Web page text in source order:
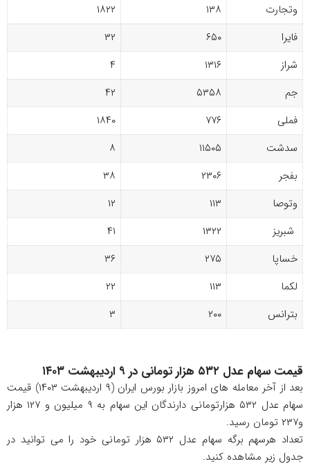
وتجارت
۱۳۸
۱۸۲۲
فایرا
۶۵۰
۳۲
شراز
۱۳۱۶
۴
جم
۵۳۵۸
۴۲
فملی
۷۷۶
۱۸۴۰
سدشت
۱۱۵۰۵
۸
بفجر
۲۳۰۶
۳۸
وتوصا
۱۱۳
۱۲
شبریز
۱۳۲۲
۴۱
خساپا
۲۷۵
۳۶
لکما
۱۱۳
۲۲
بترانس
۲۰۰ ۳
قیمت سهام عدل ۵۳۲ هزار تومانی در ۹ اردیبهشت ۱۴۰۳
بعد از آخر معامله های امروز بازار بورس ایران (۹ اردیبهشت ۱۴۰۳) قیمت
سهام عدل ۵۳۲ هزارتومانی دارندگان این سهام به ۹ میلیون و ۱۲۷ هزار
و۲۳۷ تومان رسید.
تعداد هرسهم برگه سهام عدل ۵۳۲ هزار تومانی خود را می توانید در
جدول زیر مشاهده کنید.